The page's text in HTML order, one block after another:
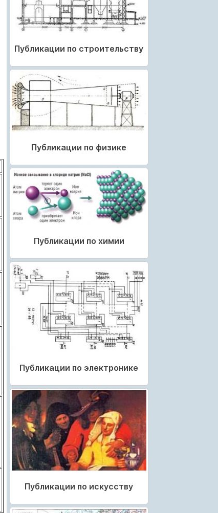
Публикации по строительству
Публикации по физике
Публикации по химии
Публикации по электронике
Публикации по искусству